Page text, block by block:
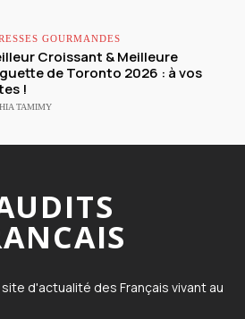
GOURMANDES
Croissant & Meilleure
de Toronto 2026 : à vos
!
TAMIMY
d'actualité des Français vivant au